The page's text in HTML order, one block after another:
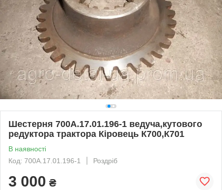
Шестерня 700А.17.01.196-1 ведуча,кутового
редуктора трактора Кіровець К700,К701
В наявності
Код: 700А.17.01.196-1
Роздріб
3 000 ₴